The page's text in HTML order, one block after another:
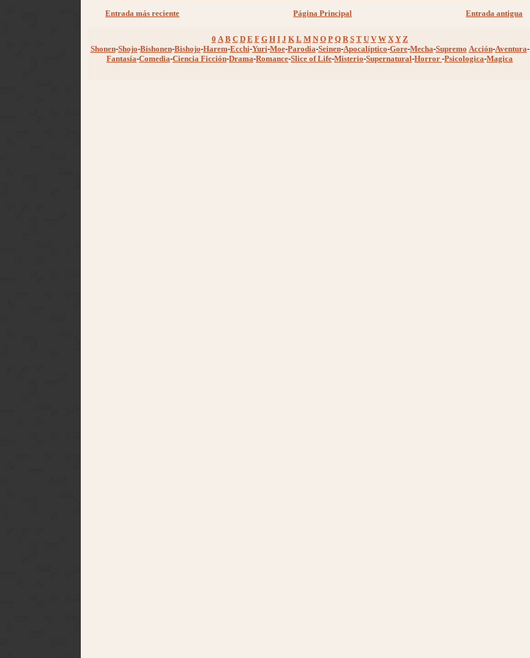
Entrada más reciente Entrada antigua
Página Principal
0 A B C D E F G H I J K L M N O P Q R S T U V W X Y Z
Shonen-Shojo-Bishonen-Bishojo-Harem-Ecchi-Yuri-Moe-Parodia-Seinen-Apocalíptico-Gore-Mecha-Supremo Acción-Aventura-
Fantasía-Comedia-Ciencia Ficción-Drama-Romance-Slice of Life-Misterio-Supernatural-Horror -Psicologica-Magica